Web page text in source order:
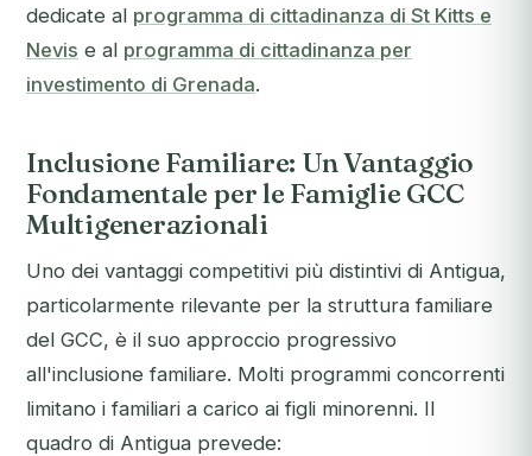
dedicate al programma di cittadinanza di St Kitts e
Nevis e al programma di cittadinanza per
investimento di Grenada.
Inclusione Familiare: Un Vantaggio
Fondamentale per le Famiglie GCC
Multigenerazionali
Uno dei vantaggi competitivi più distintivi di Antigua,
particolarmente rilevante per la struttura familiare
del GCC, è il suo approccio progressivo
all'inclusione familiare. Molti programmi concorrenti
limitano i familiari a carico ai figli minorenni. Il
quadro di Antigua prevede: